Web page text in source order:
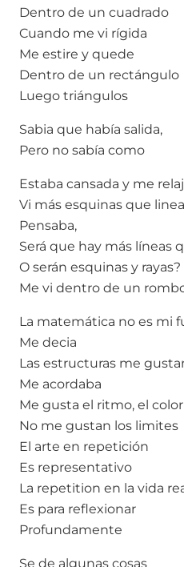
Dentro de un cuadrado
Cuando me vi rígida
Me estire y quede
Dentro de un rectángulo
Luego triángulos
Sabia que había salida,
Pero no sabía como
Estaba cansada y me
Vi más esquinas que
Pensaba,
Será que hay más líneas
O serán esquinas y rayas?
Me vi dentro de un
La matemática no es mi
Me decia
Las estructuras me
Me acordaba
Me gusta el ritmo, el color
No me gustan los limites
El arte en repetición
Es representativo
La repetition en la vida
Es para reflexionar
Profundamente
Se de algunas cosas